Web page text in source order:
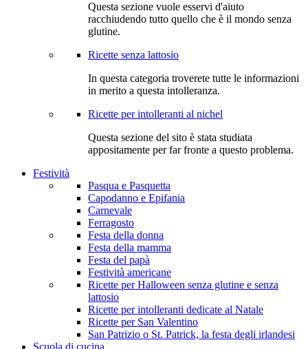
Questa sezione vuole esservi d'aiuto
racchiudendo tutto quello che è il mondo senza
glutine.
Ricette senza lattosio
In questa categoria troverete tutte le informazioni
in merito a questa intolleranza.
Ricette per intolleranti al nichel
Questa sezione del sito è stata studiata
appositamente per far fronte a questo problema.
Festività
Pasqua e Pasquetta
Capodanno e Epifania
Carnevale
Ferragosto
Festa della donna
Festa della mamma
Festa del papà
Festività americane
Ricette per Halloween senza glutine e senza
lattosio
Ricette per intolleranti dedicate al Natale
Ricette per San Valentino
San Patrizio o St. Patrick, la festa degli irlandesi
Scuola di cucina